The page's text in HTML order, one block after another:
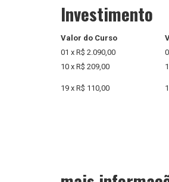
Investimento
Valor do Curso
01 x R$ 2.090,00
10 x R$ 209,00
19 x R$ 110,00